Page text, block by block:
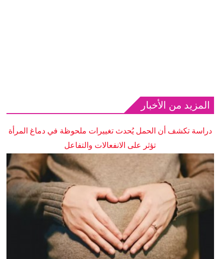
المزيد من الأخبار
دراسة تكشف أن الحمل يُحدث تغييرات ملحوظة في دماغ المرأة
تؤثر على الانفعالات والتفاعل